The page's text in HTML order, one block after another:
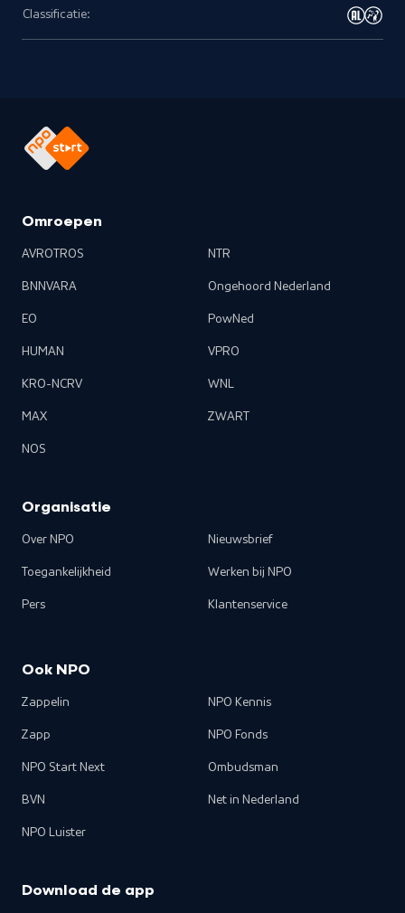
Classificatie:
Omroepen
AVROTROS
BNNVARA
EO
HUMAN
KRO-NCRV
MAX
NOS
NTR
Ongehoord Nederland
PowNed
VPRO
WNL
ZWART
Organisatie
Over NPO
Toegankelijkheid
Pers
Nieuwsbrief
Werken bij NPO
Klantenservice
Ook NPO
Zappelin
Zapp
NPO Start Next
BVN
NPO Luister
NPO Kennis
NPO Fonds
Ombudsman
Net in Nederland
Download de app